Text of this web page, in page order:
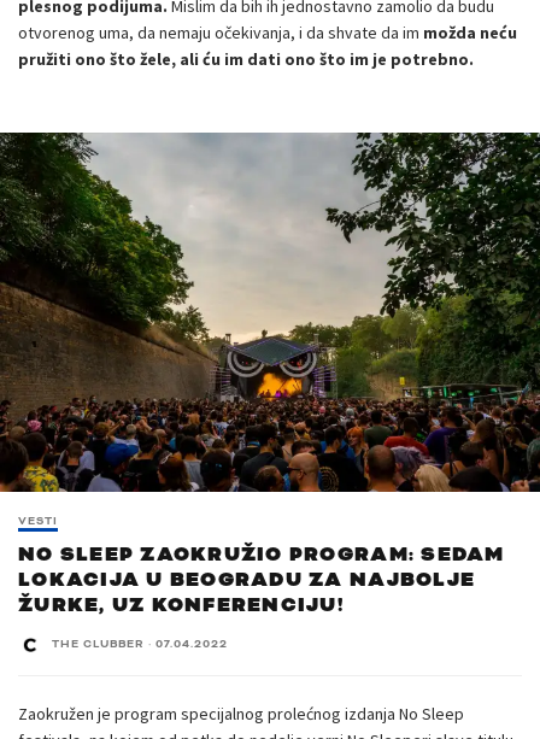
plesnog podijuma. Mislim da bih ih jednostavno zamolio da budu
otvorenog uma, da nemaju očekivanja, i da shvate da im možda neću
pružiti ono što žele, ali ću im dati ono što im je potrebno.
VESTI
NO SLEEP ZAOKRUŽIO PROGRAM: SEDAM
LOKACIJA U BEOGRADU ZA NAJBOLJE
ŽURKE, UZ KONFERENCIJU!
THE CLUBBER · 07.04.2022
Zaokružen je program specijalnog prolećnog izdanja No Sleep